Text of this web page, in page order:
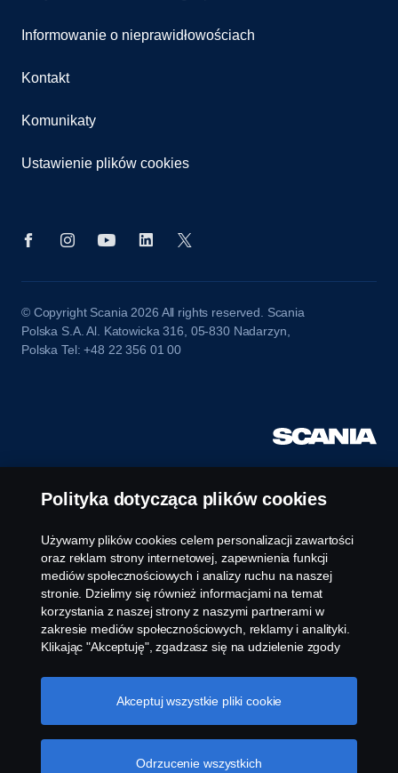
Informowanie o nieprawidłowościach
Kontakt
Komunikaty
Ustawienie plików cookies
© Copyright Scania 2026 All rights reserved. Scania
Polska S.A. Al. Katowicka 316, 05-830 Nadarzyn,
Polska Tel: +48 22 356 01 00
Polityka dotycząca plików cookies
Używamy plików cookies celem personalizacji zawartości
oraz reklam strony internetowej, zapewnienia funkcji
mediów społecznościowych i analizy ruchu na naszej
stronie. Dzielimy się również informacjami na temat
korzystania z naszej strony z naszymi partnerami w
zakresie mediów społecznościowych, reklamy i analityki.
Klikając "Akceptuję", zgadzasz się na udzielenie zgody
się informacjami. Możesz również zarządzać swoimi
plikami cookies, klikając na "Ustawienia plików cookies" i
Odrzucenie wszystkich
Akceptuj wszystkie pliki cookie